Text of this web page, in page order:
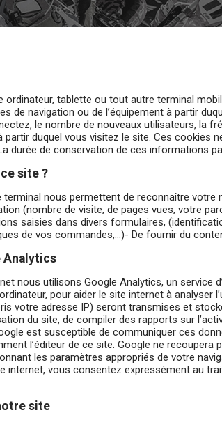
tablette ou tout autre terminal
de navigation ou de l’équipement à partir
le nombre de nouveaux utilisateurs, la
partir duquel vous visitez le site. Ces
durée de conservation de ces informations
site ?
nous permettent de reconnaître
(nombre de visite, de pages vues, votre
saisies dans divers formulaires,
de vos commandes,…)- De fournir du
Analytics
nous utilisons Google Analytics, un
pour aider le site internet à analyser
votre adresse IP) seront transmises et
du site, de compiler des rapports sur
est susceptible de communiquer ces
l’éditeur de ce site. Google ne
les paramètres appropriés de votre
internet, vous consentez expressément au
site